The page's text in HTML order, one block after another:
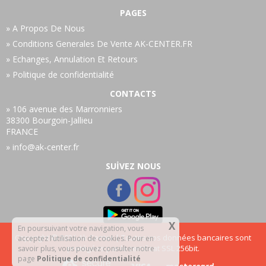
Taille approximative de la plaque: 29x22 cm
PAGES
A Propos De Nous
Conditions Generales De Vente AK-CENTER.FR
Echanges, Annulation Et Retours
Politique de confidentialité
CONTACTS
106 avenue des Marronniers
38300 Bourgoin-Jallieu
FRANCE
info@ak-center.fr
SUİVEZ NOUS
Copyright © 2026 Ak Center | Toutes vos données bancaires sont
protégées par le certificat SSL 256bit.
En poursuivant votre navigation, vous
acceptez l’utilisation de cookies. Pour en
savoir plus, vous pouvez consulter notre
page Politique de confidentialité
X